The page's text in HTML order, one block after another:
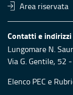
Area riservata
Contatti e indirizzi
Lungomare N.
Via G. Gentile, 52
Elenco PEC e